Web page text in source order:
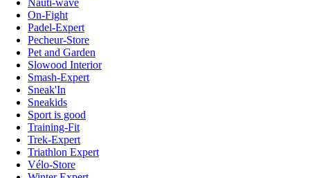
On-Fight
Padel-Expert
Pecheur-Store
Pet and Garden
Slowood Interior
Smash-Expert
Sneak'In
Sneakids
Sport is good
Training-Fit
Trek-Expert
Triathlon Expert
Vélo-Store